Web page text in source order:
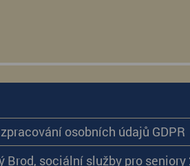
osobních údajů GDPR
Brod, sociální služby pro seniory